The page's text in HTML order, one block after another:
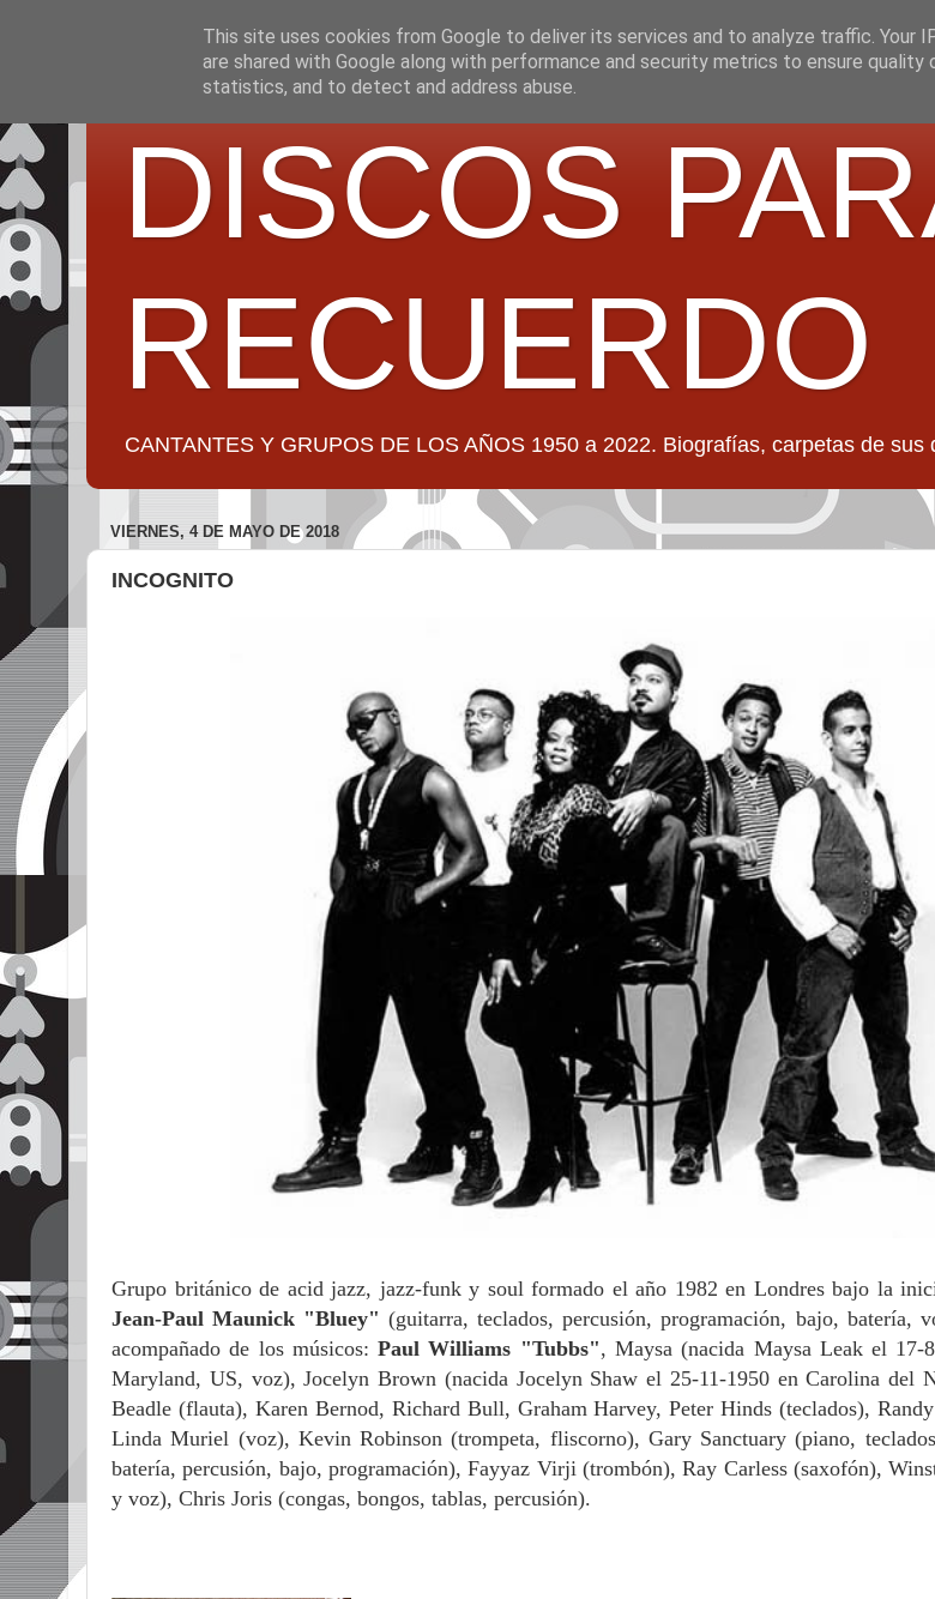
DISCOS
RECUERDO
CANTANTES Y GRUPOS DE LOS AÑOS 1950 a 2022. Biografías, carpetas de
VIERNES, 4 DE MAYO DE 2018
INCOGNITO
Grupo británico de acid jazz, jazz-funk y soul formado el año 1982 en Londres bajo la
Jean-Paul Maunick "Bluey"(guitarra, teclados, percusión, programación, bajo, batería,
acompañado de los músicos:Paul Williams "Tubbs", Maysa (nacida Maysa Leak el 17-
Maryland, US, voz), Jocelyn Brown (nacida Jocelyn Shaw el 25-11-1950 en Carolina del
Beadle (flauta), Karen Bernod, Richard Bull, Graham Harvey, Peter Hinds (teclados),
Linda Muriel (voz), Kevin Robinson (trompeta, fliscorno), Gary Sanctuary (piano,
batería, percusión, bajo, programación), Fayyaz Virji (trombón), Ray Carless (saxofón),
y voz), Chris Joris (congas, bongos, tablas, percusión).
This site uses cookies from Google to deliver its services and to analyze traffic. Your
are shared with Google along with performance and security metrics to ensure quality
statistics, and to detect and address abuse.